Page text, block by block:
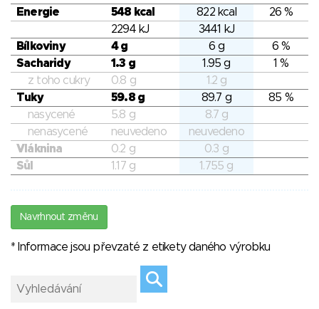
Energie 548 kcal 822 kcal
26 %
2294 kJ
3441 kJ
Bílkoviny
4 g 6 g
6 %
Sacharidy
1.3 g 1.95 g
1 %
z toho cukry
0.8 g
1.2 g
Tuky
59.8 g 89.7 g
85 %
nasycené
5.8 g
8.7 g
nenasycené
neuvedeno
neuvedeno
Vláknina
0.2 g
0.3 g
Sůl
1.17 g 1.755 g
Navrhnout změnu
* Informace jsou převzaté z etikety daného výrobku